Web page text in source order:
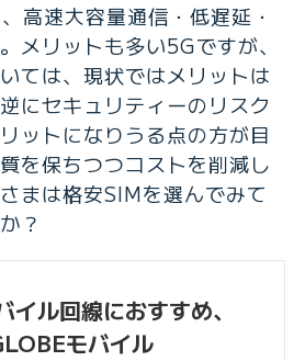
高速大容量通信・低遅延・
メリットも多い5Gですが、
ては、現状ではメリットは
にセキュリティーのリスク
ットになりうる点の方が目
を保ちつつコストを削減し
まは格安SIMを選んでみて
？
イル回線におすすめ、
モバイル